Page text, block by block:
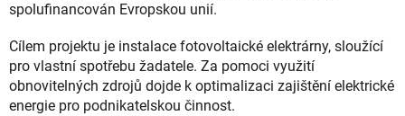
spolufinancován Evropskou unií.
Cílem projektu je instalace fotovoltaické elektrárny, sloužící
pro vlastní spotřebu žadatele. Za pomoci využití
obnovitelných zdrojů dojde k optimalizaci zajištění elektrické
energie pro podnikatelskou činnost.